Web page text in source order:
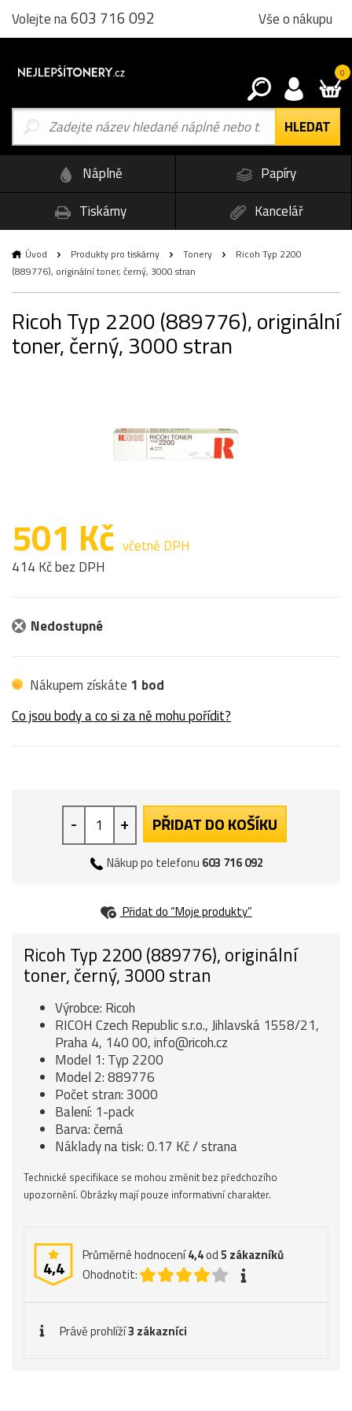
Volejte na603 716 092 Vše o nákupu
0
Náplně
Papíry
Tiskárny
Kancelář
Úvod Produkty pro tiskárny Tonery
Ricoh Typ 2200
(889776), originální toner, černý, 3000 stran
Ricoh Typ 2200 (889776), originální
toner, černý, 3000 stran
501 Kč včetně DPH
414 Kč bez DPH
Nedostupné
Nákupem získáte 1 bod
Co jsou body a co si za ně mohu pořídit?
- + PŘIDAT DO KOŠÍKU
Nákup po telefonu 603 716 092
Přidat do “Moje produkty”
Ricoh Typ 2200 (889776), originální
toner, černý, 3000 stran
Výrobce: Ricoh
RICOH Czech Republic s.r.o., Jihlavská 1558/21,
Praha 4, 140 00, info@ricoh.cz
Model 1: Typ 2200
Model 2: 889776
Počet stran: 3000
Balení: 1-pack
Barva: černá
Náklady na tisk: 0.17 Kč / strana
Technické specifikace se mohou změnit bez předchozího
upozornění. Obrázky mají pouze informativní charakter.
4,4
Průměrné hodnocení4,4od5 zákazníků
Ohodnotit:
Právě prohlíží3 zákazníci